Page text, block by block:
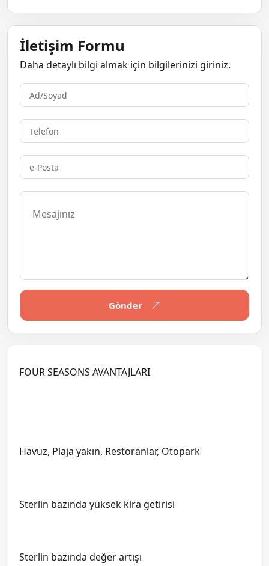
İletişim Formu
Daha detaylı bilgi almak için bilgilerinizi giriniz.
Gönder
FOUR SEASONS AVANTAJLARI
Havuz, Plaja yakın, Restoranlar, Otopark
Sterlin bazında yüksek kira getirisi
Sterlin bazında değer artışı